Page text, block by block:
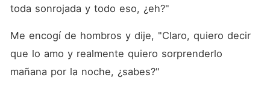
toda sonrojada y todo eso, ¿eh?"
Me encogí de hombros y dije, "Claro, quiero decir
que lo amo y realmente quiero sorprenderlo
mañana por la noche, ¿sabes?"